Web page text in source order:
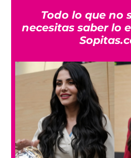
Todo lo que no
necesitas saber lo